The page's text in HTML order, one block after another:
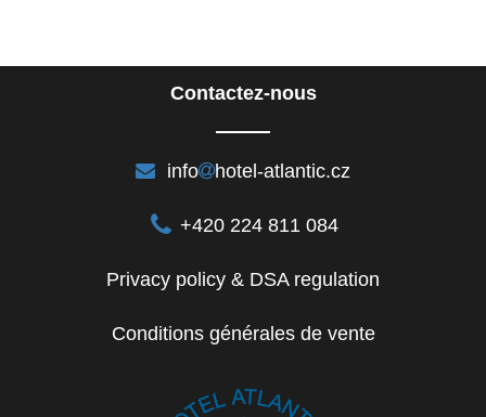
Contactez-nous
info hotel-atlantic.cz
+420 224 811 084
Privacy policy & DSA regulation
Conditions générales de vente